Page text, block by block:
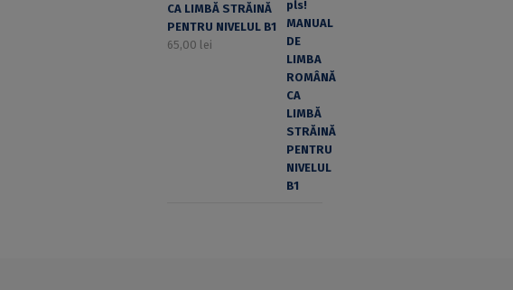
CA LIMBĂ STRĂINĂ
PENTRU NIVELUL B1
65,00 lei